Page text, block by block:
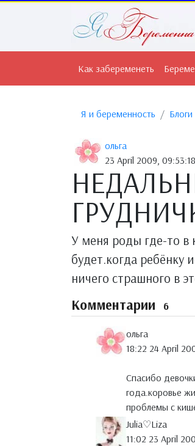
Как забеременеть
Я и беременность Блоги
ольга
23 April 2009, 09:53:18
У меня роды где-то в
будет.когда ребёнку
ничего страшного в
Комментарии 6
ольга
18:22 24 April
Спасибо
года.коровье
проблемы с
Julia♡Liza
11:02 23 April